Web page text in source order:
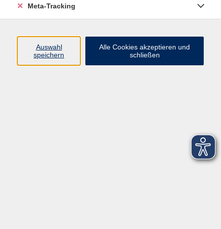
Über uns
Meta-Tracking
Auswahl
speichern
Alle Cookies akzeptieren und
schließen